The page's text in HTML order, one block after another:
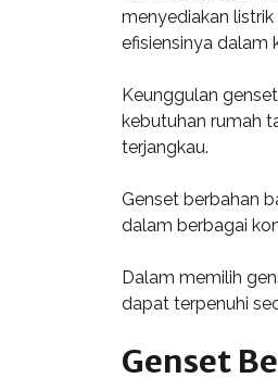
menyediakan
efisiensinya dalam
Keunggulan
kebutuhan rumah
terjangkau.
Genset berbahan
dalam berbagai
Dalam memilih
dapat terpenuhi
Genset